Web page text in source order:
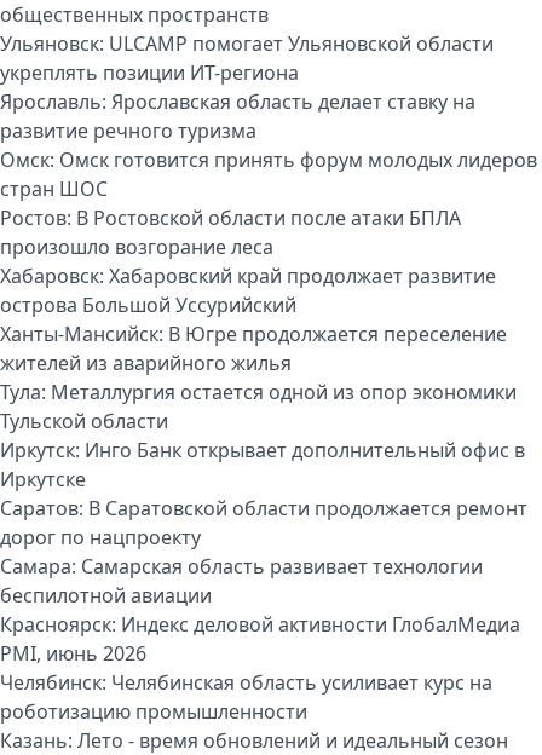
общественных пространств
Ульяновск: ULCAMP помогает Ульяновской области
укреплять позиции ИТ-региона
Ярославль: Ярославская область делает ставку на
развитие речного туризма
Омск: Омск готовится принять форум молодых лидеров
стран ШОС
Ростов: В Ростовской области после атаки БПЛА
произошло возгорание леса
Хабаровск: Хабаровский край продолжает развитие
острова Большой Уссурийский
Ханты-Мансийск: В Югре продолжается переселение
жителей из аварийного жилья
Тула: Металлургия остается одной из опор экономики
Тульской области
Иркутск: Инго Банк открывает дополнительный офис в
Иркутске
Саратов: В Саратовской области продолжается ремонт
дорог по нацпроекту
Самара: Самарская область развивает технологии
беспилотной авиации
Красноярск: Индекс деловой активности ГлобалМедиа
PMI, июнь 2026
Челябинск: Челябинская область усиливает курс на
роботизацию промышленности
Казань: Лето - время обновлений и идеальный сезон